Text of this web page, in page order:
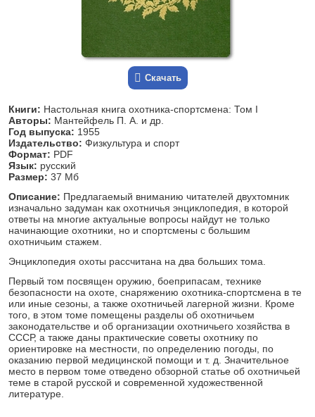
Скачать
Книги: Настольная книга охотника-спортсмена: Том I
Авторы: Мантейфель П. А. и др.
Год выпуска: 1955
Издательство: Физкультура и спорт
Формат: PDF
Язык: русский
Размер: 37 Мб
Описание: Предлагаемый вниманию читателей двухтомник
изначально задуман как охотничья энциклопедия, в которой
ответы на многие актуальные вопросы найдут не только
начинающие охотники, но и спортсмены с большим
охотничьим стажем.
Энциклопедия охоты рассчитана на два больших тома.
Первый том посвящен оружию, боеприпасам, технике
безопасности на охоте, снаряжению охотника-спортсмена в те
или иные сезоны, а также охотничьей лагерной жизни. Кроме
того, в этом томе помещены разделы об охотничьем
законодательстве и об организации охотничьего хозяйства в
СССР, а также даны практические советы охотнику по
ориентировке на местности, по определению погоды, по
оказанию первой медицинской помощи и т. д. Значительное
место в первом томе отведено обзорной статье об охотничьей
теме в старой русской и современной художественной
литературе.